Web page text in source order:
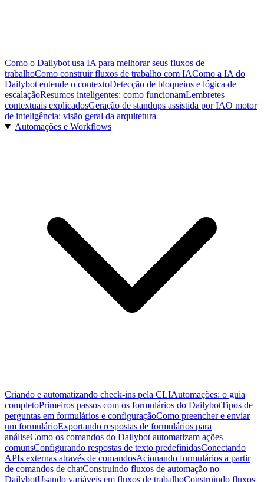
Como o Dailybot usa IA para melhorar seus fluxos de
trabalhoComo construir fluxos de trabalho com IAComo a IA do
Dailybot entende o contextoDetecção de bloqueios e lógica de
escalaçãoResumos inteligentes: como funcionamLembretes
contextuais explicadosGeração de standups assistida por IAO motor
de inteligência: visão geral da arquitetura
Automações e Workflows
Criando e automatizando check-ins pela CLIAutomações: o guia
completoPrimeiros passos com os formulários do DailybotTipos de
perguntas em formulários e configuraçãoComo preencher e enviar
um formulárioExportando respostas de formulários para
análiseComo os comandos do Dailybot automatizam ações
comunsConfigurando respostas de texto predefinidasConectando
APIs externas através de comandosAcionando formulários a partir
de comandos de chatConstruindo fluxos de automação no
DailybotUsando variáveis em fluxos de trabalhoConstruindo fluxos